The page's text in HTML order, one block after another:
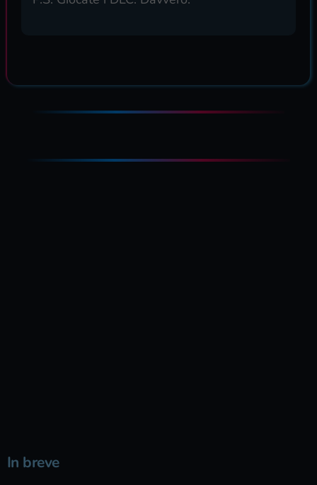
In breve